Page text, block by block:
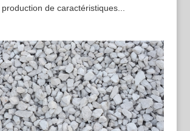
de caractéristiques...